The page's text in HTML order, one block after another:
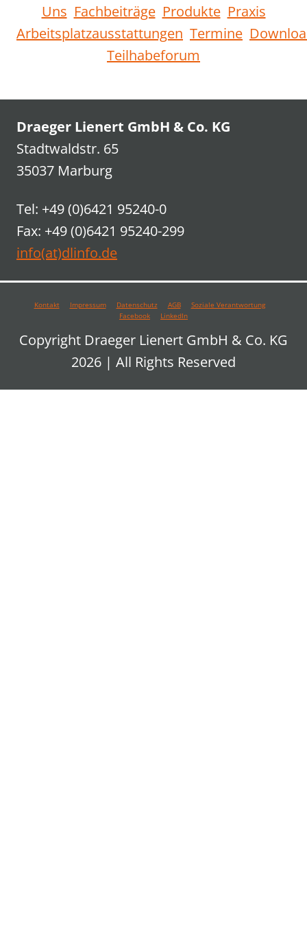
Uns Fachbeiträge Produkte Praxis
Arbeitsplatzausstattungen Termine
Teilhabeforum
Draeger Lienert GmbH & Co. KG
Stadtwaldstr. 65
35037 Marburg
Tel: +49 (0)6421 95240-0
Fax: +49 (0)6421 95240-299
info(at)dlinfo.de
Kontakt Impressum Datenschutz AGB
Soziale Verantwortung
Facebook
LinkedIn
Copyright Draeger Lienert GmbH & Co. KG
2026 | All Rights Reserved